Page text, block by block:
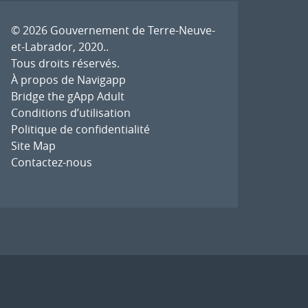
© 2026 Gouvernement de Terre-Neuve-
et-Labrador, 2020..
Tous droits réservés.
À propos de Navigapp
Bridge the gApp Adult
Conditions d’utilisation
Politique de confidentialité
Site Map
Contactez-nous